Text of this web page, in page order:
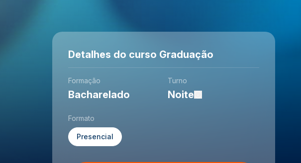
Detalhes do curso Graduação
Formação
Bacharelado
Turno
Noite
Formato
Presencial